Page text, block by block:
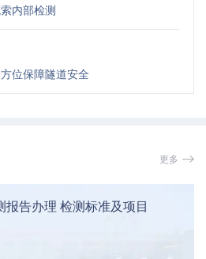
内部检测
位保障隧道安全
更多
告办理 检测标准及项目